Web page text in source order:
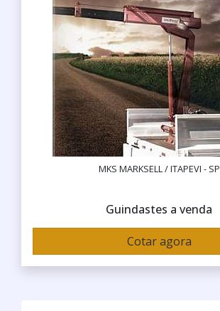
MKS MARKSELL / ITAPEVI - SP
Guindastes a venda
Cotar agora